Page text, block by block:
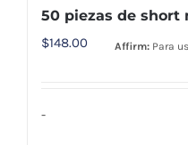
50 piezas de short
$148.00 Affirm: Para
-